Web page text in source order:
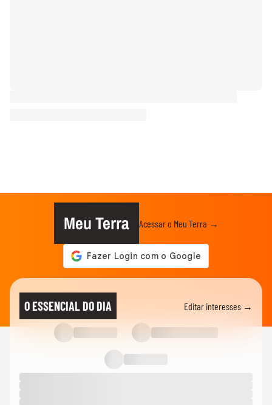
Meu Terra Acessar o Meu Terra →
O ESSENCIAL DO DIA Editar interesses →